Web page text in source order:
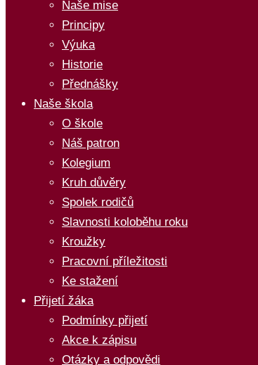
Naše mise
Principy
Výuka
Historie
Přednášky
Naše škola
O škole
Náš patron
Kolegium
Kruh důvěry
Spolek rodičů
Slavnosti koloběhu roku
Kroužky
Pracovní příležitosti
Ke stažení
Přijetí žáka
Podmínky přijetí
Akce k zápisu
Otázky a odpovědi